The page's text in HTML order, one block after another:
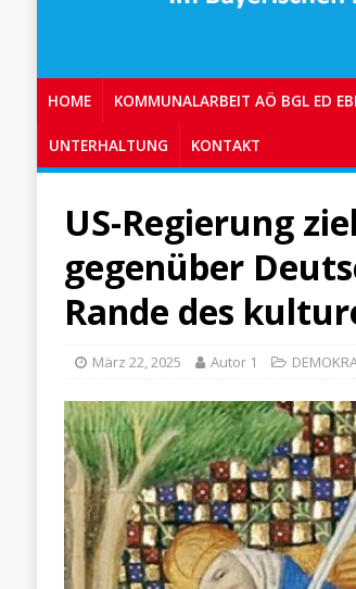
HOME KOMMUNALARBEIT AÖ BGL ED
UNTERHALTUNG KONTAKT
US-Regierung
gegenüber
Rande des
März 22, 2025 Autor 1